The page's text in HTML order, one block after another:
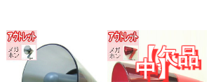
【欠品
中】